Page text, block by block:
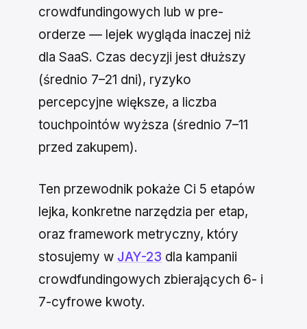
crowdfundingowych lub w pre-
orderze — lejek wygląda inaczej niż
dla SaaS. Czas decyzji jest dłuższy
(średnio 7–21 dni), ryzyko
percepcyjne większe, a liczba
touchpointów wyższa (średnio 7–11
przed zakupem).
Ten przewodnik pokaże Ci 5 etapów
lejka, konkretne narzędzia per etap,
oraz framework metryczny, który
stosujemy w JAY-23 dla kampanii
crowdfundingowych zbierających 6- i
7-cyfrowe kwoty.